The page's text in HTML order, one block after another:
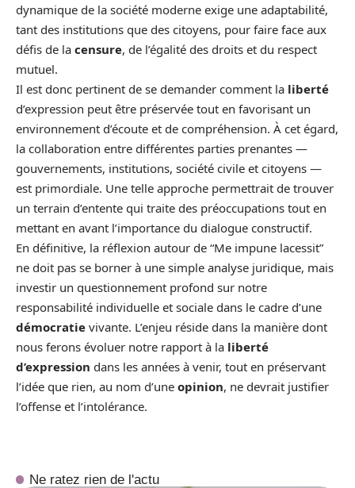
dynamique de la société moderne exige une adaptabilité,
tant des institutions que des citoyens, pour faire face aux
défis de la censure, de l’égalité des droits et du respect
mutuel.
Il est donc pertinent de se demander comment la liberté
d’expression peut être préservée tout en favorisant un
environnement d’écoute et de compréhension. À cet égard,
la collaboration entre différentes parties prenantes —
gouvernements, institutions, société civile et citoyens —
est primordiale. Une telle approche permettrait de trouver
un terrain d’entente qui traite des préoccupations tout en
mettant en avant l’importance du dialogue constructif.
En définitive, la réflexion autour de “Me impune lacessit”
ne doit pas se borner à une simple analyse juridique, mais
investir un questionnement profond sur notre
responsabilité individuelle et sociale dans le cadre d’une
démocratie vivante. L’enjeu réside dans la manière dont
nous ferons évoluer notre rapport à la liberté
d’expression dans les années à venir, tout en préservant
l’idée que rien, au nom d’une opinion, ne devrait justifier
l’offense et l’intolérance.
Ne ratez rien de l'actu